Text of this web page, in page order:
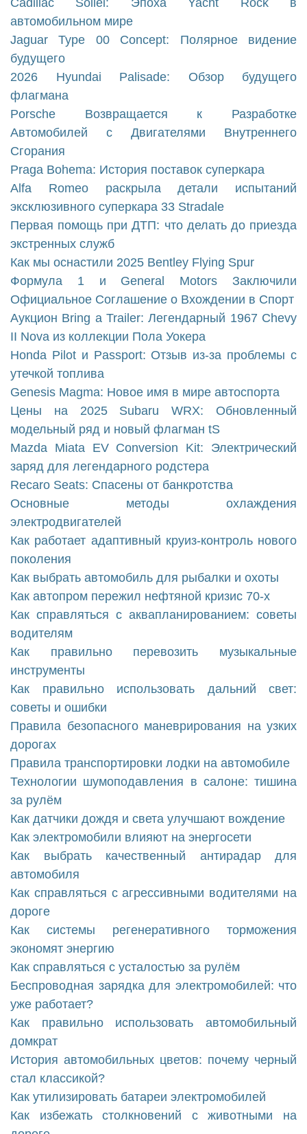
Cadillac Sollei: Эпоха Yacht Rock в
автомобильном мире
Jaguar Type 00 Concept: Полярное видение
будущего
2026 Hyundai Palisade: Обзор будущего
флагмана
Porsche Возвращается к Разработке
Автомобилей с Двигателями Внутреннего
Сгорания
Praga Bohema: История поставок суперкара
Alfa Romeo раскрыла детали испытаний
эксклюзивного суперкара 33 Stradale
Первая помощь при ДТП: что делать до приезда
экстренных служб
Как мы оснастили 2025 Bentley Flying Spur
Формула 1 и General Motors Заключили
Официальное Соглашение о Вхождении в Спорт
Аукцион Bring a Trailer: Легендарный 1967 Chevy
II Nova из коллекции Пола Уокера
Honda Pilot и Passport: Отзыв из-за проблемы с
утечкой топлива
Genesis Magma: Новое имя в мире автоспорта
Цены на 2025 Subaru WRX: Обновленный
модельный ряд и новый флагман tS
Mazda Miata EV Conversion Kit: Электрический
заряд для легендарного родстера
Recaro Seats: Спасены от банкротства
Основные методы охлаждения
электродвигателей
Как работает адаптивный круиз-контроль нового
поколения
Как выбрать автомобиль для рыбалки и охоты
Как автопром пережил нефтяной кризис 70-х
Как справляться с аквапланированием: советы
водителям
Как правильно перевозить музыкальные
инструменты
Как правильно использовать дальний свет:
советы и ошибки
Правила безопасного маневрирования на узких
дорогах
Правила транспортировки лодки на автомобиле
Технологии шумоподавления в салоне: тишина
за рулём
Как датчики дождя и света улучшают вождение
Как электромобили влияют на энергосети
Как выбрать качественный антирадар для
автомобиля
Как справляться с агрессивными водителями на
дороге
Как системы регенеративного торможения
экономят энергию
Как справляться с усталостью за рулём
Беспроводная зарядка для электромобилей: что
уже работает?
Как правильно использовать автомобильный
домкрат
История автомобильных цветов: почему черный
стал классикой?
Как утилизировать батареи электромобилей
Как избежать столкновений с животными на